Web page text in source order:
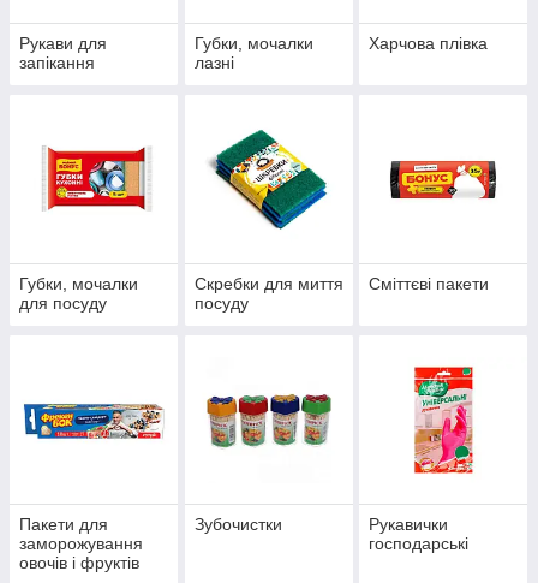
Рукави для
запікання
Губки, мочалки
лазні
Харчова плівка
Губки, мочалки
для посуду
Скребки для миття
посуду
Сміттєві пакети
Пакети для
заморожування
овочів і фруктів
Зубочистки
Рукавички
господарські